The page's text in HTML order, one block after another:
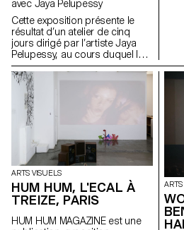
avec Jaya Pelupessy
Cette exposition présente le
résultat d’un atelier de cinq
jours dirigé par l’artiste Jaya
Pelupessy, au cours duquel les
étudiant·es ont exploré le
terrain instable entre création et
reproduction. À travers des
expérimentations pratiques
avec différentes méthodes de
duplication et stratégies
d’appropriation, l’atelier a invité
à reconsidérer l’image — non
comme un produit fini, mais
comme un processus, une
question, un lieu de
transformation continue. En
embrassant les moments
erreurs, ainsi que les
ARTS VISUELS
HUM HUM, L'ECAL À
TREIZE, PARIS
HUM HUM MAGAZINE est une